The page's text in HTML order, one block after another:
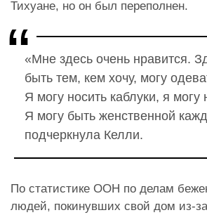
Тихуане, но он был переполнен.
«Мне здесь очень нравится.
быть тем, кем хочу, могу
Я могу носить каблуки, я могу
Я могу быть женственной
подчеркнула Келли.
По статистике ООН по делам
людей, покинувших свой дом из-